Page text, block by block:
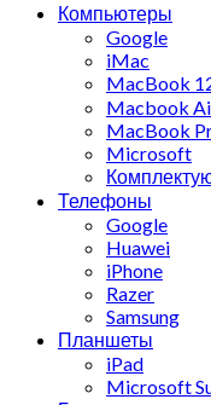
Компьютеры
Google
iMac
MacBook
Macbook
MacBook
Microsoft
Телефоны
Google
Huawei
iPhone
Razer
Samsung
Планшеты
iPad
Microsoft